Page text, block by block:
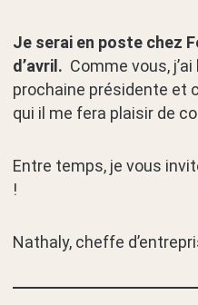
Je serai en poste chez
d’avril. Comme vous,
prochaine présidente et
qui il me fera plaisir de
Entre temps, je vous
!
Nathaly, cheffe